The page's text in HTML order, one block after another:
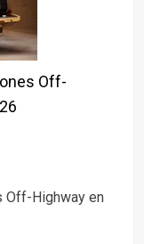
Off-
Off-Highway en